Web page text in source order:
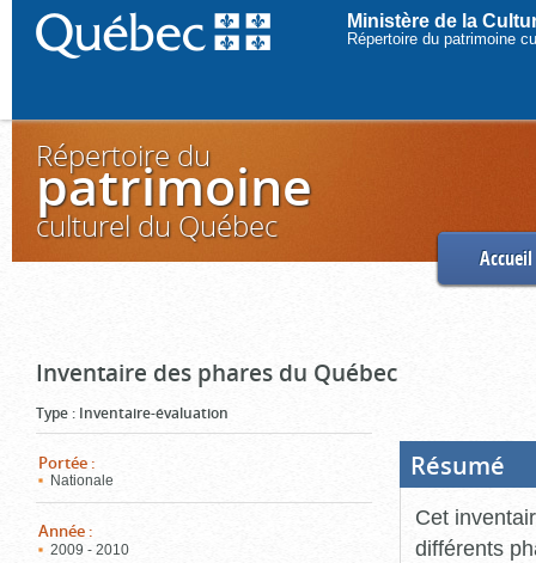
Ministère de la
Répertoire du patrimoine
Répertoire du
patrimoine
culturel du Québec
Accueil
Inventaire des phares du Québec
Type : Inventaire-évaluation
Portée :
Nationale
Année :
2009 - 2010
Résumé
Cet
différents